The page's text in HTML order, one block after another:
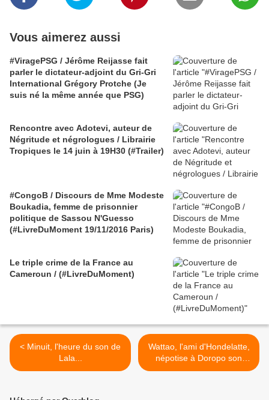
Vous aimerez aussi
#ViragePSG / Jérôme Reijasse fait
parler le dictateur-adjoint du Gri-Gri
International Grégory Protche (Je
suis né la même année que PSG)
Rencontre avec Adotevi, auteur de
Négritude et négrologues / Librairie
Tropiques le 14 juin à 19H30 (#Trailer)
#CongoB / Discours de Mme Modeste
Boukadia, femme de prisonnier
politique de Sassou N'Guesso
(#LivreDuMoment 19/11/2016 Paris)
Le triple crime de la France au
Cameroun / (#LivreDuMoment)
< Minuit, l'heure du son de
Lala...
Wattao, l'ami d'Hondelatte,
népotise à Doropo son
"Wattaoland" >